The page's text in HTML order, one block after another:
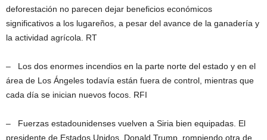
deforestación no parecen dejar beneficios económicos
significativos a los lugareños, a pesar del avance de la ganadería y
la actividad agrícola. RT
– Los dos enormes incendios en la parte norte del estado y en el
área de Los Ángeles todavía están fuera de control, mientras que
cada día se inician nuevos focos. RFI
– Fuerzas estadounidenses vuelven a Siria bien equipadas. El
presidente de Estados Unidos, Donald Trump, rompiendo otra de